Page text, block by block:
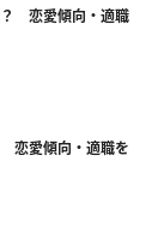
？ 恋愛傾向・適職
恋愛傾向・適職を